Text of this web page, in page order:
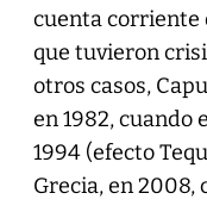
cuenta corriente
que tuvieron
otros casos,
en 1982, cuando
1994 (efecto
Grecia, en 2008,